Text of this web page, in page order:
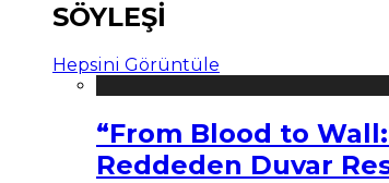
SÖYLEŞİ
Hepsini Görüntüle
“From Blood to
Reddeden Duvar